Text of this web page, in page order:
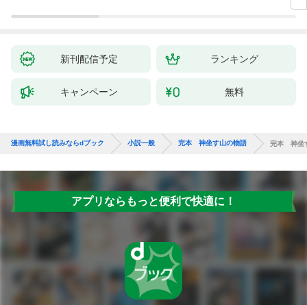
新刊配信予定 ランキング
キャンペーン 無料
漫画無料試し読みならdブック 小説一般 完本 神坐す山の物語 完本 神坐
アプリならもっと便利で快適に！